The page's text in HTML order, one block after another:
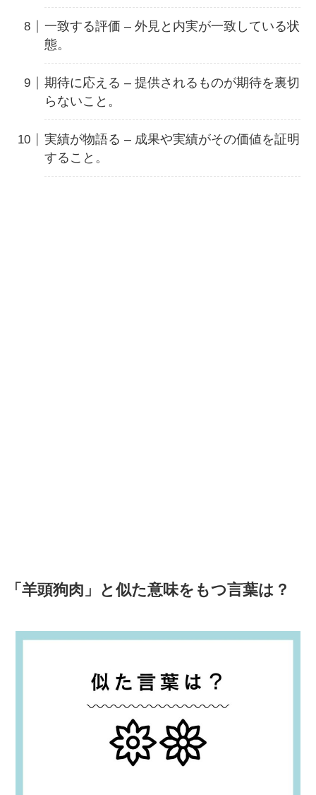
一致する評価 – 外見と内実が一致している状
態。
期待に応える – 提供されるものが期待を裏切
らないこと。
実績が物語る – 成果や実績がその価値を証明
すること。
「羊頭狗肉」と似た意味をもつ言葉は？